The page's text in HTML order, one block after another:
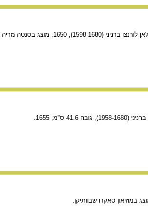
מריה דל פופולו ברומא.
ס"מ, 1655.